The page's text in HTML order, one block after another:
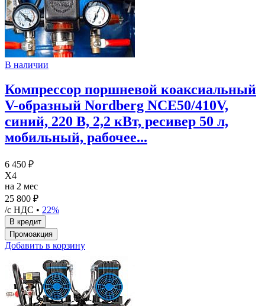
В наличии
Компрессор поршневой коаксиальный
V-образный Nordberg NCE50/410V,
синий, 220 В, 2,2 кВт, ресивер 50 л,
мобильный, рабочее...
6 450 ₽
X4
на 2 мес
25 800 ₽
/с НДС • 22%
Добавить в корзину